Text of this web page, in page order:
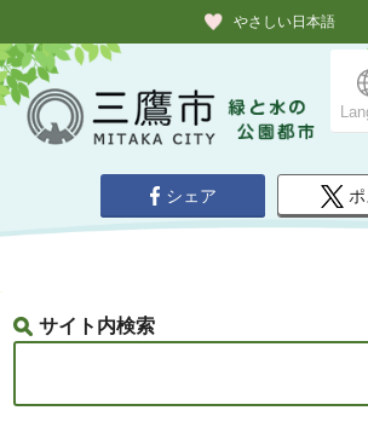
やさしい日本語
シェア ポ
サイト内検索